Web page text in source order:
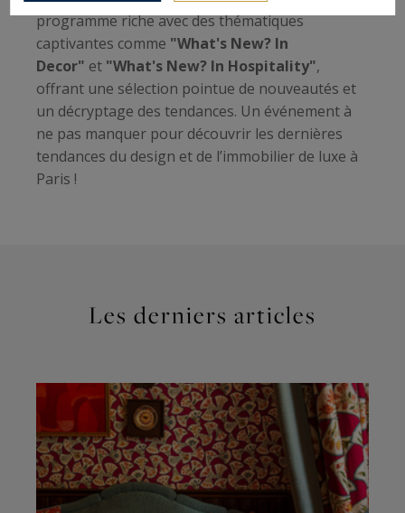
programme riche avec des thématiques
captivantes comme "What's New? In
Decor" et "What's New? In Hospitality",
offrant une sélection pointue de nouveautés et
un décryptage des tendances. Un événement à
ne pas manquer pour découvrir les dernières
tendances du design et de l’immobilier de luxe à
Paris !
Les derniers articles